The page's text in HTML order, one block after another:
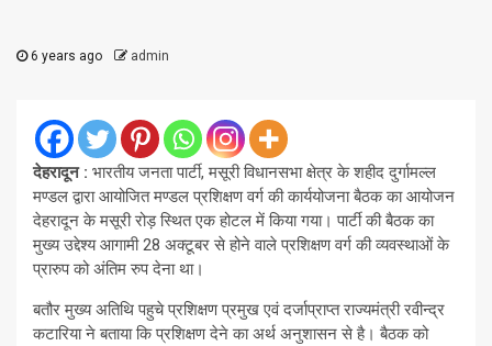
6 years ago admin
देहरादून : भारतीय जनता पार्टी, मसूरी विधानसभा क्षेत्र के शहीद दुर्गामल्ल
मण्डल द्वारा आयोजित मण्डल प्रशिक्षण वर्ग की कार्ययोजना बैठक का आयोजन
देहरादून के मसूरी रोड़ स्थित एक होटल में किया गया। पार्टी की बैठक का
मुख्य उद्देश्य आगामी 28 अक्टूबर से होने वाले प्रशिक्षण वर्ग की व्यवस्थाओं के
प्रारुप को अंतिम रुप देना था।
बतौर मुख्य अतिथि पहुचे प्रशिक्षण प्रमुख एवं दर्जाप्राप्त राज्यमंत्री रवीन्द्र
कटारिया ने बताया कि प्रशिक्षण देने का अर्थ अनुशासन से है। बैठक को